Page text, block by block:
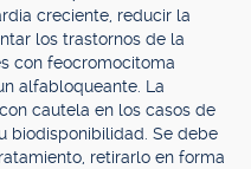
creciente, reducir la
los trastornos de la
con feocromocitoma
alfabloqueante. La
cautela en los casos de
biodisponibilidad. Se debe
retirarlo en forma